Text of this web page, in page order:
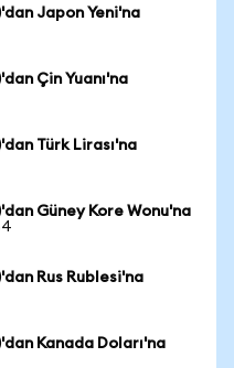
Japon Yeni'na
Çin Yuanı'na
Türk Lirası'na
Güney Kore Wonu'na
Rus Rublesi'na
Kanada Doları'na